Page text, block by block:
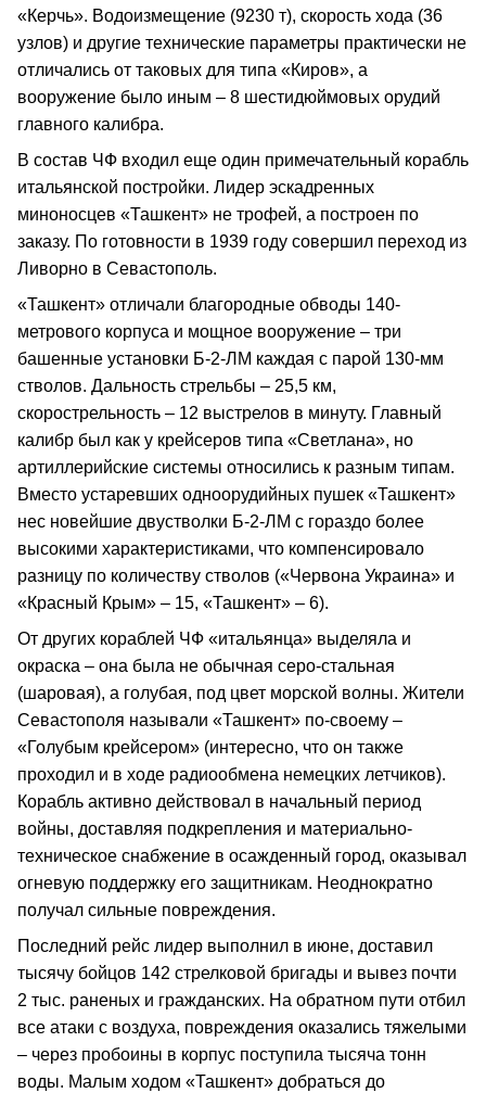
«Керчь». Водоизмещение (9230 т), скорость хода (36
узлов) и другие технические параметры практически не
отличались от таковых для типа «Киров», а
вооружение было иным – 8 шестидюймовых орудий
главного калибра.
В состав ЧФ входил еще один примечательный корабль
итальянской постройки. Лидер эскадренных
миноносцев «Ташкент» не трофей, а построен по
заказу. По готовности в 1939 году совершил переход из
Ливорно в Севастополь.
«Ташкент» отличали благородные обводы 140-
метрового корпуса и мощное вооружение – три
башенные установки Б-2-ЛМ каждая с парой 130-мм
стволов. Дальность стрельбы – 25,5 км,
скорострельность – 12 выстрелов в минуту. Главный
калибр был как у крейсеров типа «Светлана», но
артиллерийские системы относились к разным типам.
Вместо устаревших одноорудийных пушек «Ташкент»
нес новейшие двустволки Б-2-ЛМ с гораздо более
высокими характеристиками, что компенсировало
разницу по количеству стволов («Червона Украина» и
«Красный Крым» – 15, «Ташкент» – 6).
От других кораблей ЧФ «итальянца» выделяла и
окраска – она была не обычная серо-стальная
(шаровая), а голубая, под цвет морской волны. Жители
Севастополя называли «Ташкент» по-своему –
«Голубым крейсером» (интересно, что он также
проходил и в ходе радиообмена немецких летчиков).
Корабль активно действовал в начальный период
войны, доставляя подкрепления и материально-
техническое снабжение в осажденный город, оказывал
огневую поддержку его защитникам. Неоднократно
получал сильные повреждения.
Последний рейс лидер выполнил в июне, доставил
тысячу бойцов 142 стрелковой бригады и вывез почти
2 тыс. раненых и гражданских. На обратном пути отбил
все атаки с воздуха, повреждения оказались тяжелыми
– через пробоины в корпус поступила тысяча тонн
воды. Малым ходом «Ташкент» добраться до